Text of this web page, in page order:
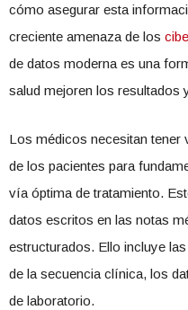
cómo asegurar esta
creciente amenaza de los
de datos moderna es una
salud mejoren los resultados
Los médicos necesitan tener
de los pacientes para
vía óptima de tratamiento.
datos escritos en las notas
estructurados. Ello incluye
de la secuencia clínica, los
de laboratorio.